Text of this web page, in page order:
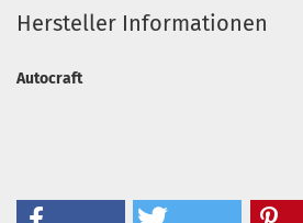
Hersteller Informationen
Autocraft